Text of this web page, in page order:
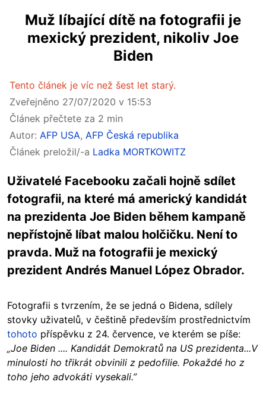
Muž líbající dítě na fotografii je
mexický prezident, nikoliv Joe
Biden
Tento článek je víc než šest let starý.
Zveřejněno 27/07/2020 v 15:53
Článek přečtete za 2 min
Autor: AFP USA, AFP Česká republika
Článek preložil/-a Ladka MORTKOWITZ
Uživatelé Facebooku začali hojně sdílet
fotografii, na které má americký kandidát
na prezidenta Joe Biden během kampaně
nepřístojně líbat malou holčičku. Není to
pravda. Muž na fotografii je mexický
prezident Andrés Manuel López Obrador.
Fotografii s tvrzením, že se jedná o Bidena, sdílely
stovky uživatelů, v češtině především prostřednictvím
tohoto příspěvku z 24. července, ve kterém se píše:
„Joe Biden .... Kandidát Demokratů na US prezidenta...V
minulosti ho třikrát obvinili z pedofilie. Pokaždé ho z
toho jeho advokáti vysekali.”